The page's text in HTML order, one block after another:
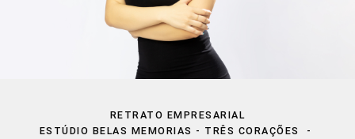
RETRATO EMPRESARIAL
ESTÚDIO BELAS MEMORIAS - TRÊS CORAÇÕES